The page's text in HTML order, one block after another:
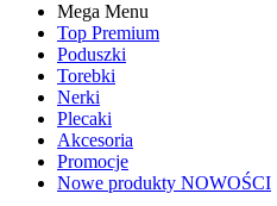
Mega Menu
Top Premium
Poduszki
Torebki
Nerki
Plecaki
Akcesoria
Promocje
Nowe produkty NOWOŚCI